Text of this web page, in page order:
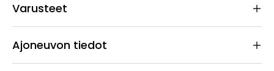
Varusteet
Ajoneuvon tiedot